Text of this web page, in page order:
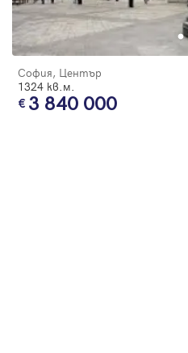
София, Център
1324 кв.м.
3 840 000
Парола